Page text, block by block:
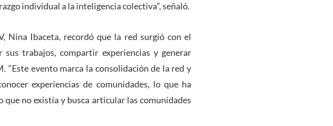
individual a la inteligencia colectiva”, señaló.
Nina Ibaceta, recordó que la red surgió con el
trabajos, compartir experiencias y generar
“Este evento marca la consolidación de la red y
experiencias de comunidades, lo que ha
no existía y busca articular las comunidades